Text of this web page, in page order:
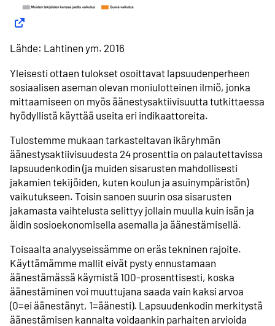
Lähde: Lahtinen ym. 2016
Yleisesti ottaen tulokset osoittavat lapsuudenperheen
sosiaalisen aseman olevan moniulotteinen ilmiö, jonka
mittaamiseen on myös äänestysaktiivisuutta tutkittaessa
hyödyllistä käyttää useita eri indikaattoreita.
Tulostemme mukaan tarkasteltavan ikäryhmän
äänestysaktiivisuudesta 24 prosenttia on palautettavissa
lapsuudenkodin (ja muiden sisarusten mahdollisesti
jakamien tekijöiden, kuten koulun ja asuinympäristön)
vaikutukseen. Toisin sanoen suurin osa sisarusten
jakamasta vaihtelusta selittyy jollain muulla kuin isän ja
äidin sosioekonomisella asemalla ja äänestämisellä.
Toisaalta analyyseissämme on eräs tekninen rajoite.
Käyttämämme mallit eivät pysty ennustamaan
äänestämässä käymistä 100-prosenttisesti, koska
äänestäminen voi muuttujana saada vain kaksi arvoa
(0=ei äänestänyt, 1=äänesti). Lapsuudenkodin merkitystä
äänestämisen kannalta voidaankin parhaiten arvioida